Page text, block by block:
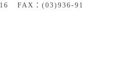
FAX：(03)936-91